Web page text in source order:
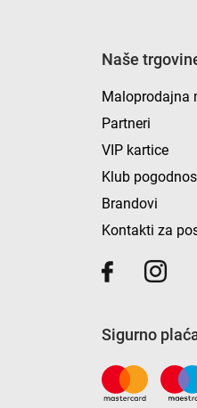
Naše
Maloprodajna
Partneri
VIP kartice
Klub
Brandovi
Kontakti za
Sigurno